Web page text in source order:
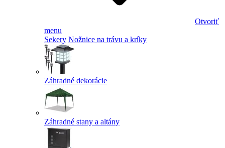
Otvoriť
menu
Sekery Nožnice na trávu a kríky
Záhradné dekorácie
Záhradné stany a altány